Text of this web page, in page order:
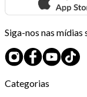
Siga-nos nas mídias
Categorias